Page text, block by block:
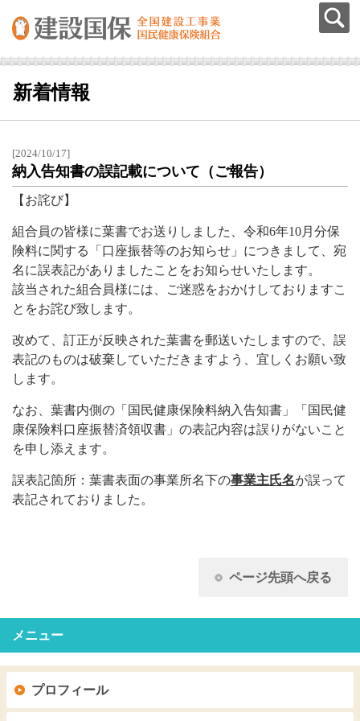
新着情報
[2024/10/17]
納入告知書の誤記載について（ご報告）
【お詫び】
組合員の皆様に葉書でお送りしました、令和6年10月分保
険料に関する「口座振替等のお知らせ」につきまして、宛
名に誤表記がありましたことをお知らせいたします。
該当された組合員様には、ご迷惑をおかけしておりますこ
とをお詫び致します。
改めて、訂正が反映された葉書を郵送いたしますので、誤
表記のものは破棄していただきますよう、宜しくお願い致
します。
なお、葉書内側の「国民健康保険料納入告知書」「国民健
康保険料口座振替済領収書」の表記内容は誤りがないこと
を申し添えます。
誤表記箇所：葉書表面の事業所名下の事業主氏名が誤って
表記されておりました。
ページ先頭へ戻る
メニュー
プロフィール